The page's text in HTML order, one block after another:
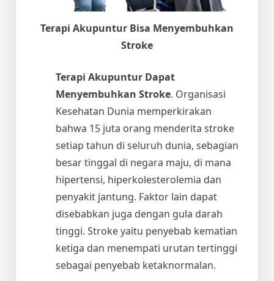
Terapi Akupuntur Bisa Menyembuhkan
Stroke
Terapi Akupuntur Dapat
Menyembuhkan Stroke. Organisasi
Kesehatan Dunia memperkirakan
bahwa 15 juta orang menderita stroke
setiap tahun di seluruh dunia, sebagian
besar tinggal di negara maju, di mana
hipertensi, hiperkolesterolemia dan
penyakit jantung. Faktor lain dapat
disebabkan juga dengan gula darah
tinggi. Stroke yaitu penyebab kematian
ketiga dan menempati urutan tertinggi
sebagai penyebab ketaknormalan.